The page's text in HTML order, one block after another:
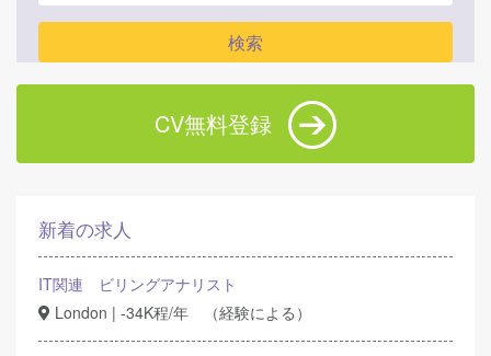
CV無料登録
新着の求人
IT関連 ビリングアナリスト
London | -34K程/年 （経験による）